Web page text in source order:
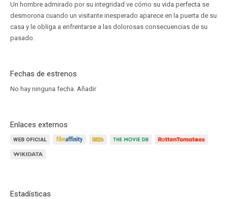
Un hombre admirado por su integridad ve cómo su vida perfecta se
desmorona cuando un visitante inesperado aparece en la puerta de su
casa y le obliga a enfrentarse a las dolorosas consecuencias de su
pasado.
Fechas de estrenos
No hay ninguna fecha. Añadir
Enlaces externos
Estadísticas